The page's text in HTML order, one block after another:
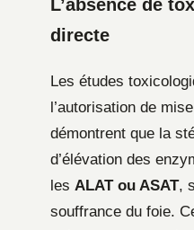
L’absence de
directe
Les études
l’autorisation de
démontrent que la
d’élévation des
les ALAT ou ASAT,
souffrance du foie.